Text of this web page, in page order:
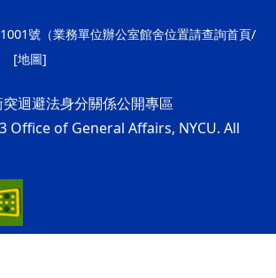
號（業務單位辦公室館舍位置請查詢首頁/
[地圖]
迴避法身分關係公開專區
Office of General Affairs, NYCU. All